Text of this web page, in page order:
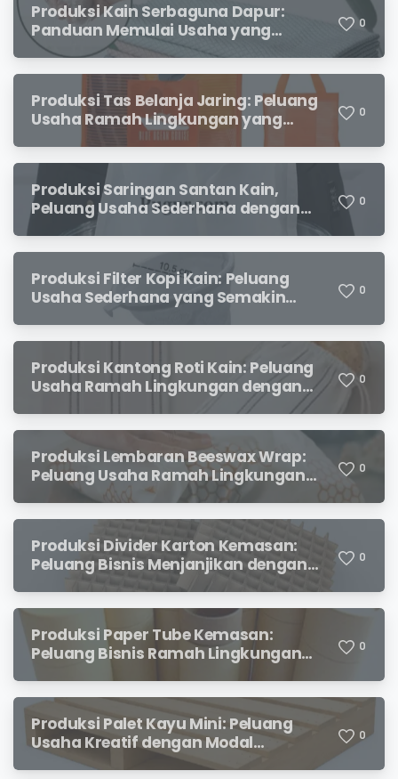
Produksi Kain Serbaguna Dapur:
Panduan Memulai Usaha yang
Menjanjikan untuk Pebisnis Pemula
0
Produksi Tas Belanja Jaring: Peluang
Usaha Ramah Lingkungan yang
0
Produksi Saringan Santan Kain,
Peluang Usaha Sederhana dengan
Permintaan yang Terus Meningkat
0
Produksi Filter Kopi Kain: Peluang
Usaha Sederhana yang Semakin
Diminati Pecinta Kopi
0
Produksi Kantong Roti Kain: Peluang
Usaha Ramah Lingkungan dengan
0
Produksi Lembaran Beeswax Wrap:
Peluang Usaha Ramah Lingkungan
yang Menjanjikan
0
Produksi Divider Karton Kemasan:
Peluang Bisnis Menjanjikan dengan
Permintaan yang Terus Meningkat
0
Produksi Paper Tube Kemasan:
Peluang Bisnis Ramah Lingkungan
0
Produksi Palet Kayu Mini: Peluang
Usaha Kreatif dengan Modal
Terjangkau dan Potensi Keuntungan
0